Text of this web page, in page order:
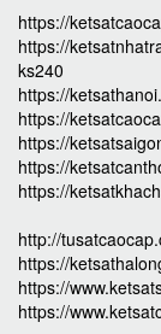
https://
https://
ks240
https://
https://
https://
https://
https://
http://
https://
https://
https://